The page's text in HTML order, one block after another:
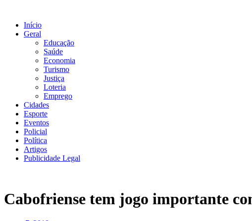
conteúdo
Início
Geral
Educação
Saúde
Economia
Turismo
Justiça
Loteria
Emprego
Cidades
Esporte
Eventos
Policial
Política
Artigos
Publicidade Legal
Cabofriense tem jogo importante